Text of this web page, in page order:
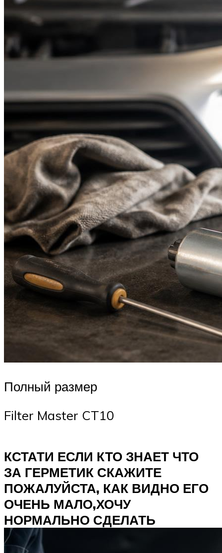
Полный размер
Filter Master CT10
КСТАТИ ЕСЛИ КТО ЗНАЕТ ЧТО
ЗА ГЕРМЕТИК СКАЖИТЕ
ПОЖАЛУЙСТА, КАК ВИДНО ЕГО
ОЧЕНЬ МАЛО,ХОЧУ
НОРМАЛЬНО СДЕЛАТЬ